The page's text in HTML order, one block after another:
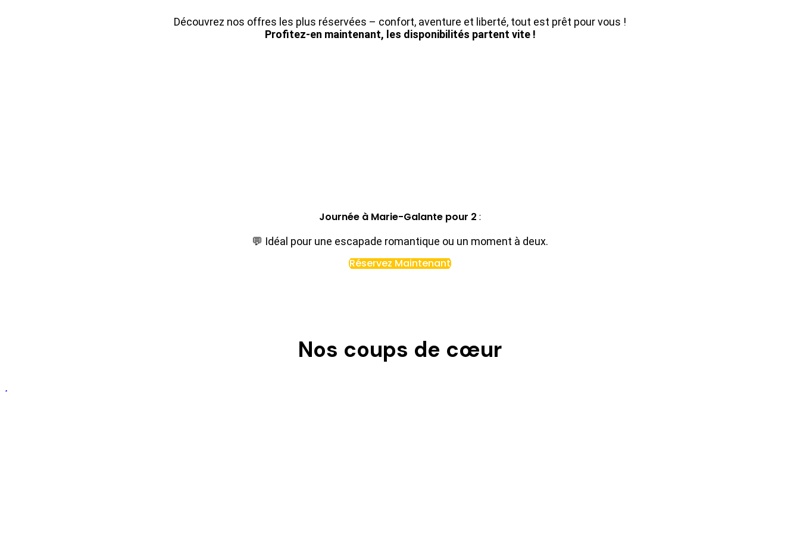
Découvrez nos offres les plus réservées – confort, aventure et liberté, tout est prêt pour vous !
Profitez-en maintenant, les disponibilités partent vite !
Journée à Marie-Galante pour 2 :
💬 Idéal pour une escapade romantique ou un moment à deux.
Réservez Maintenant
Nos coups de cœur